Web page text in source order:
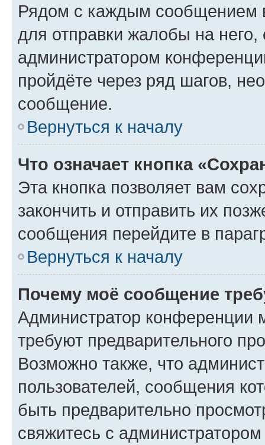
Рядом с каждым сообщением
для отправки жалобы на
администратором
пройдёте через ряд шагов,
сообщение.
Вернуться к началу
Что означает кнопка
Эта кнопка позволяет вам
закончить и отправить их
сообщения перейдите в
Вернуться к началу
Почему моё сообщение
Администратор конференции
требуют предварительного
Возможно также, что
пользователей, сообщения
быть предварительно
свяжитесь с